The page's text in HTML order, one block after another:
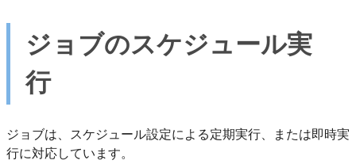
ジョブのスケジュール実
行
ジョブは、スケジュール設定による定期実行、または即時実
行に対応しています。